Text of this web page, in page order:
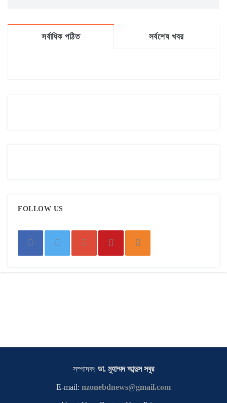
সর্বাধিক পঠিত সর্বশেষ খবর
FOLLOW US
সম্পাদক: ডা. মুহাম্মদ আব্দুস সবুর
E-mail: nzonebdnews@gmail.com